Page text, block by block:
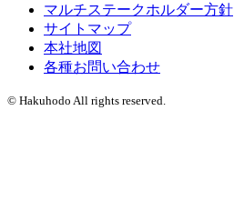
マルチステークホルダー方針
サイトマップ
本社地図
各種お問い合わせ
© Hakuhodo All rights reserved.